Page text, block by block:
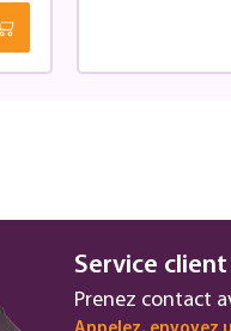
Service client
Prenez contact